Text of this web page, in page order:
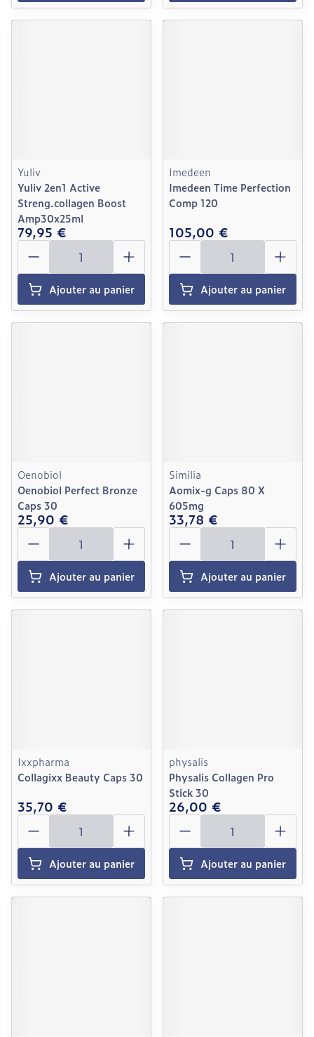
Yuliv
Yuliv 2en1 Active
Streng.collagen Boost
Amp30x25ml
79,95 €
Quantité
Ajouter au panier
Imedeen
Imedeen Time Perfection
Comp 120
105,00 €
Quantité
Ajouter au panier
Oenobiol
Oenobiol Perfect Bronze
Caps 30
25,90 €
Quantité
Ajouter au panier
Similia
Aomix-g Caps 80 X
605mg
33,78 €
Quantité
Ajouter au panier
Ixxpharma
Collagixx Beauty Caps 30
35,70 €
Quantité
Ajouter au panier
physalis
Physalis Collagen Pro
Stick 30
26,00 €
Quantité
Ajouter au panier